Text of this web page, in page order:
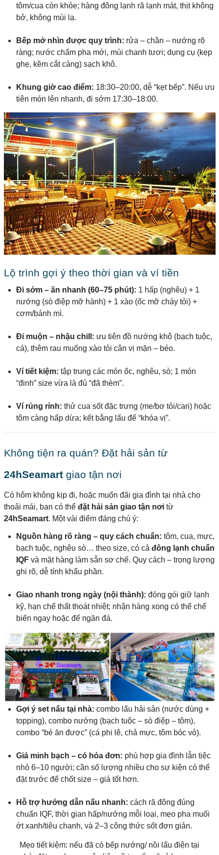
tôm/cua còn khỏe; hàng đông lạnh rã lạnh mát, thịt không
bở, không mùi lạ.
Bếp mở nhìn được quy trình: rửa – chần – nướng rõ
ràng; nước chấm pha mới, mùi chanh tươi; dụng cụ (kẹp
ghẹ, kềm cắt càng) sạch khô.
Khung giờ cao điểm: 18:30–20:00, dễ “kẹt bếp”. Nếu ưu
tiên món lên nhanh, đi sớm 17:30–18:00.
Lộ trình gợi ý theo thời gian và ví tiền
Đi sớm – ăn nhanh (60–75 phút): 1 hấp (nghêu) + 1
nướng (sò điệp mỡ hành) + 1 xào (ốc mỡ cháy tỏi) +
cơm/bánh mì.
Đi muộn – nhậu chill: ưu tiên đồ nướng khô (bạch tuộc,
cá), thêm rau muống xào tỏi cân vị mặn – béo.
Ví tiết kiệm: tập trung các món ốc, nghêu, sò; 1 món
“đinh” size vừa là đủ “đã thèm”.
Ví rủng rỉnh: thử cua sốt đặc trưng (me/bơ tỏi/cari) hoặc
tôm càng hấp dừa; kết bằng lẩu để “khóa vị”.
Không tiện ra quán? Đặt hải sản từ
24hSeamartgiao tận nơi
Có hôm không kịp đi, hoặc muốn đãi gia đình tại nhà cho
thoải mái, bạn có thể đặt hải sản giao tận nơitừ
24hSeamart. Một vài điểm đáng chú ý:
Nguồn hàng rõ ràng – quy cách chuẩn: tôm, cua, mực,
bạch tuộc, nghêu sò… theo size, có cả đông lạnh chuẩn
IQFvà mặt hàng làm sẵn sơ chế. Quy cách – trọng lượng
ghi rõ, dễ tính khẩu phần.
Giao nhanh trong ngày (nội thành): đóng gói giữ lạnh
kỹ, hạn chế thất thoát nhiệt; nhận hàng xong có thể chế
biến ngay hoặc để ngăn đá.
Gợi ý set nấu tại nhà: combo lẩu hải sản (nước dùng +
topping), combo nướng (bạch tuộc – sò điệp – tôm),
combo “bé ăn được” (cá phi lê, chả mực, tôm bóc vỏ).
Giá minh bạch – có hóa đơn: phù hợp gia đình lẫn tiệc
nhỏ 6–10 người; cần số lượng nhiều cho sự kiện có thể
đặt trước để chốt size – giá tốt hơn.
Hỗ trợ hướng dẫn nấu nhanh: cách rã đông đúng
chuẩn IQF, thời gian hấp/nướng mỗi loại, mẹo pha muối
ớt xanh/tiêu chanh, và 2–3 công thức sốt đơn giản.
Mẹo tiết kiệm: nếu đã có bếp nướng/ nồi lẩu điện tại